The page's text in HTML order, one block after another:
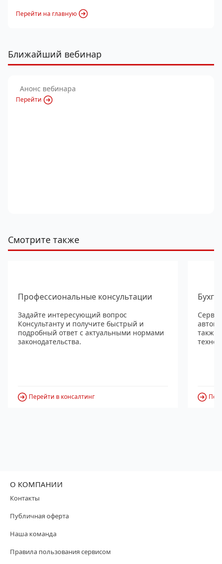
Перейти на главную
Ближайший вебинар
Анонс вебинара
Перейти
Смотрите также
Профессиональные консультации
Задайте интересующий вопрос
Консультанту и получите быстрый и
подробный ответ с актуальными нормами
законодательства.
Перейти в консалтинг
также
О КОМПАНИИ
Контакты
Публичная оферта
Наша команда
Правила пользования сервисом